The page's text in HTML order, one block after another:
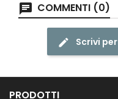
COMMENTI (0)
Scrivi
PRODOTTI